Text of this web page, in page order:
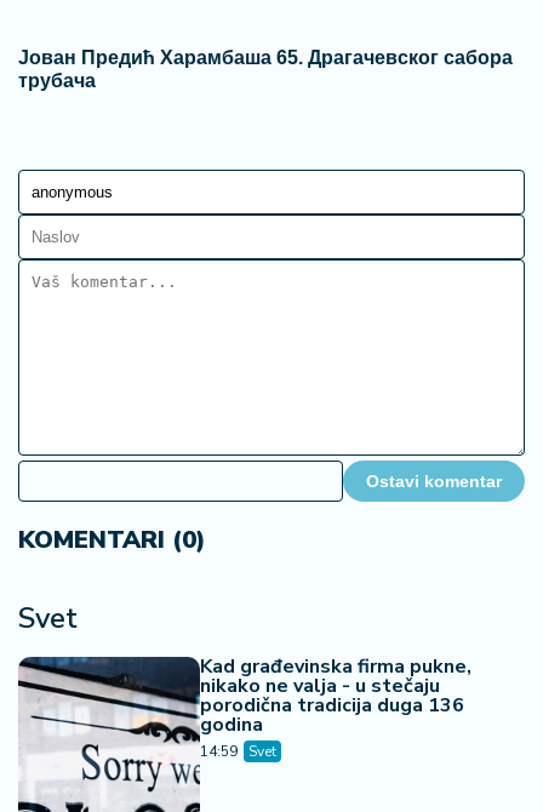
Јован Предић Харамбаша 65. Драгачевског сабора
трубача
Ostavi komentar
KOMENTARI (0)
Svet
Kad građevinska firma pukne,
nikako ne valja - u stečaju
porodična tradicija duga 136
godina
14:59 Svet